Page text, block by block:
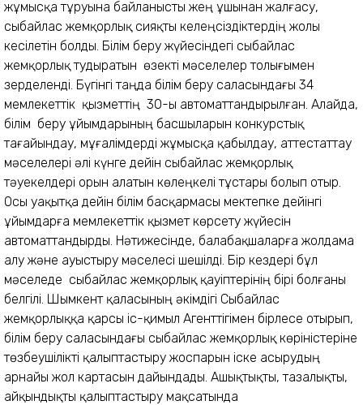
жұмысқа тұруына байланысты жең ұшынан жалғасу,
сыбайлас жемқорлық сияқты келеңсіздіктердің жолы
кесілетін болды. Білім беру жүйесіндегі сыбайлас
жемқорлық тудыратын өзекті мәселелер толығымен
зерделенді. Бүгінгі таңда білім беру саласындағы 34
мемлекеттік қызметтің 30-ы автоматтандырылған. Алайда,
білім беру ұйымдарының басшыларын конкурстық
тағайындау, мұғалімдерді жұмысқа қабылдау, аттестаттау
мәселелері әлі күнге дейін сыбайлас жемқорлық
тәуекелдері орын алатын көлеңкелі тұстары болып отыр.
Осы уақытқа дейін білім басқармасы мектепке дейінгі
ұйымдарға мемлекеттік қызмет көрсету жүйесін
автоматтандырды. Нәтижесінде, балабақшаларға жолдама
алу және ауыстыру мәселесі шешілді. Бір кездері бұл
мәселеде сыбайлас жемқорлық қауіптерінің бірі болғаны
белгілі. Шымкент қаласының әкімдігі Сыбайлас
жемқорлыққа қарсы іс-қимыл Агенттігімен бірлесе отырып,
білім беру саласындағы сыбайлас жемқорлық көріністеріне
төзбеушілікті қалыптастыру жоспарын іске асырудың
арнайы жол картасын дайындады. Ашықтықты, тазалықты,
айқындықты қалыптастыру мақсатында